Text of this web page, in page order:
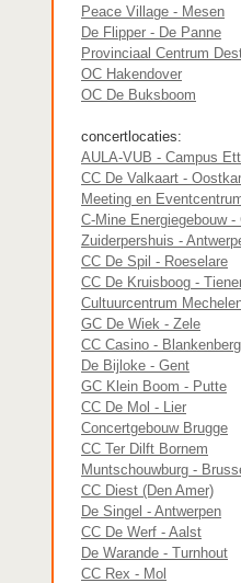
Peace Village - Mesen
De Flipper - De Panne
Provinciaal Centrum
OC Hakendover
OC De Buksboom
concertlocaties:
AULA-VUB - Campus
CC De Valkaart -
Meeting en
C-Mine Energiegebouw -
Zuiderpershuis -
CC De Spil - Roeselare
CC De Kruisboog -
Cultuurcentrum
GC De Wiek - Zele
CC Casino -
De Bijloke - Gent
GC Klein Boom - Putte
CC De Mol - Lier
Concertgebouw Brugge
CC Ter Dilft Bornem
Muntschouwburg -
CC Diest (Den Amer)
De Singel - Antwerpen
CC De Werf - Aalst
De Warande - Turnhout
CC Rex - Mol